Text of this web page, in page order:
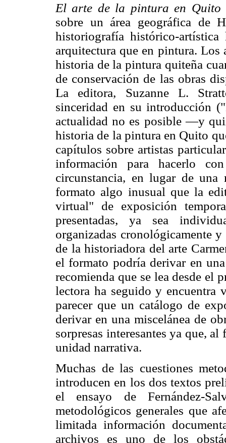
El arte de la pintura en Quito
sobre un área geográfica de
historiografía histórico-
arquitectura que en pintura. Los
historia de la pintura quiteña
de conservación de las obras
La editora, Suzanne L.
sinceridad en su introducción
actualidad no es posible —y
historia de la pintura en Quito
capítulos sobre artistas
información para hacerlo
circunstancia, en lugar de
formato algo inusual que la
virtual" de exposición
presentadas, ya sea
organizadas cronológicamente
de la historiadora del arte
el formato podría derivar en
recomienda que se lea desde el
lectora ha seguido y encuentra
parecer que un catálogo de
derivar en una miscelánea de
sorpresas interesantes ya que,
unidad narrativa.
Muchas de las cuestiones
introducen en los dos textos
el ensayo de Fernández-
metodológicos generales que
limitada información
archivos es uno de los